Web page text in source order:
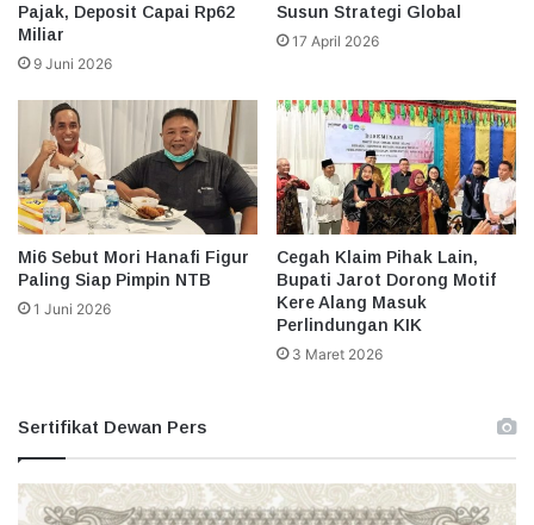
Pajak, Deposit Capai Rp62
Miliar
9 Juni 2026
Susun Strategi Global
17 April 2026
Mi6 Sebut Mori Hanafi Figur
Paling Siap Pimpin NTB
1 Juni 2026
Cegah Klaim Pihak Lain,
Bupati Jarot Dorong Motif
Kere Alang Masuk
Perlindungan KIK
3 Maret 2026
Sertifikat Dewan Pers